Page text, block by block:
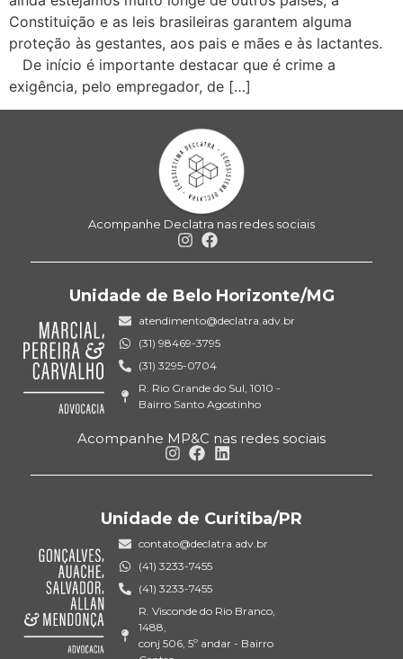
Constituição e as leis brasileiras garantem alguma
proteção às gestantes, aos pais e mães e às lactantes.
De início é importante destacar que é crime a
exigência, pelo empregador, de […]
Acompanhe Declatra nas redes sociais
Unidade de Belo Horizonte/MG
atendimento@declatra.adv.br
(31) 98469-3795
(31) 3295-0704
R. Rio Grande do Sul, 1010 -
Bairro Santo Agostinho
Acompanhe MP&C nas redes sociais
Unidade de Curitiba/PR
contato@declatra.adv.br
(41) 3233-7455
(41) 3233-7455
R. Visconde do Rio Branco,
1488,
conj 506, 5º andar - Bairro